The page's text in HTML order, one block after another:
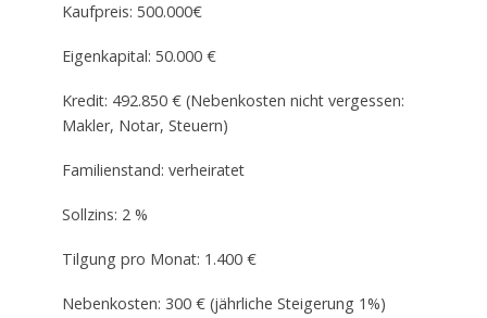
Kaufpreis: 500.000€
Eigenkapital: 50.000 €
Kredit: 492.850 € (Nebenkosten nicht vergessen:
Makler, Notar, Steuern)
Familienstand: verheiratet
Sollzins: 2 %
Tilgung pro Monat: 1.400 €
Nebenkosten: 300 € (jährliche Steigerung 1%)